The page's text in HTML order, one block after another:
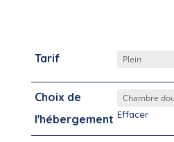
Tarif
Choix de
l'hébergement Effacer